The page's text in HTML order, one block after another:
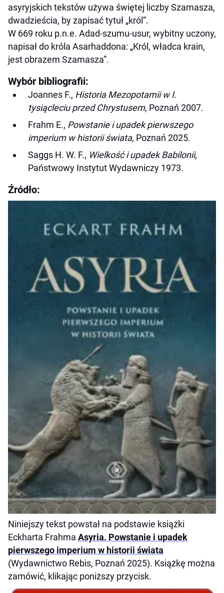
asyryjskich tekstów używa świętej liczby Szamasza,
dwadzieścia, by zapisać tytuł „król”.
W 669 roku p.n.e. Adad-szumu-usur, wybitny uczony,
napisał do króla Asarhaddona: „Król, władca krain,
jest obrazem Szamasza”.
Wybór bibliografii:
Joannes F., Historia Mezopotamii w I.
tysiącleciu przed Chrystusem, Poznań 2007.
Frahm E., Powstanie i upadek pierwszego
imperium w historii świata, Poznań 2025.
Saggs H. W. F., Wielkość i upadek Babilonii,
Państwowy Instytut Wydawniczy 1973.
Źródło:
Niniejszy tekst powstał na podstawie książki
Eckharta Frahma Asyria. Powstanie i upadek
pierwszego imperium w historii świata
(Wydawnictwo Rebis, Poznań 2025). Książkę można
zamówić, klikając poniższy przycisk.